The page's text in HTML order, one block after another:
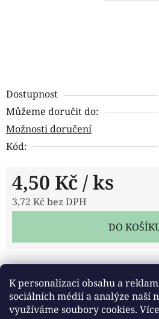
K personalizaci obsahu a
sociálních médií a analýze naší
využíváme soubory cookies.
Dostupnost
Můžeme doručit do:
Možnosti doručení
Kód:
4,50 Kč / ks
3,72 Kč bez DPH
DO